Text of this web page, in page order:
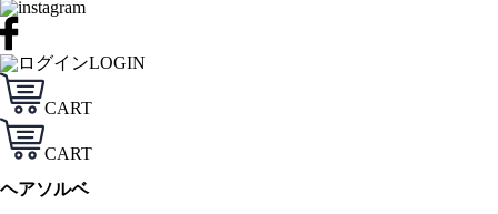
LOGIN
CART
CART
ヘアソルベ